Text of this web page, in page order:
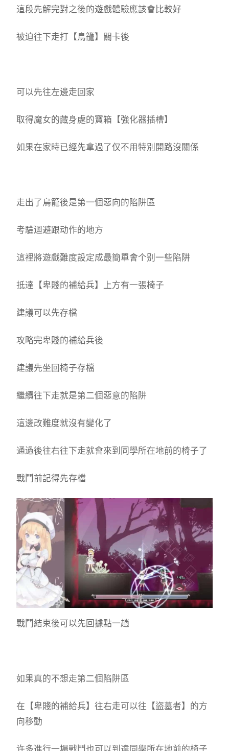
這段先解完對之後的遊戲體驗應該會比較好
被迫往下走打【鳥籠】關卡後
可以先往左邊走回家
取得魔女的藏身處的寶箱【強化器插槽】
如果在家時已經先拿過了仅不用特別開路沒關係
走出了鳥籠後是第一個惡向的陷阱區
考驗迴避跟动作的地方
這裡將遊戲難度設定成最簡單會个别一些陷阱
抵達【卑賤的補給兵】上方有一張椅子
建議可以先存檔
攻略完卑賤的補給兵後
建議先坐回椅子存檔
繼續往下走就是第二個惡意的陷阱
這邊改難度就沒有變化了
通過後往右往下走就會來到同學所在地前的椅子了
戰鬥前記得先存檔
戰鬥結束後可以先回據點一趟
如果真的不想走第二個陷阱區
在【卑賤的補給兵】往右走可以往【盜墓者】的方
向移動